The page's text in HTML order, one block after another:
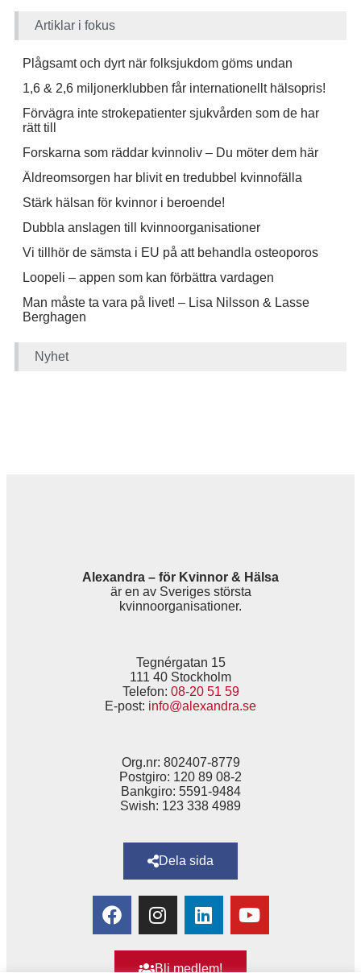
Artiklar i fokus
Plågsamt och dyrt när folksjukdom göms undan
1,6 & 2,6 miljonerklubben får internationellt hälsopris!
Förvägra inte strokepatienter sjukvården som de har
rätt till
Forskarna som räddar kvinnoliv – Du möter dem här
Äldreomsorgen har blivit en tredubbel kvinnofälla
Stärk hälsan för kvinnor i beroende!
Dubbla anslagen till kvinnoorganisationer
Vi tillhör de sämsta i EU på att behandla osteoporos
Loopeli – appen som kan förbättra vardagen
Man måste ta vara på livet! – Lisa Nilsson & Lasse
Berghagen
Nyhet
Alexandra – för Kvinnor & Hälsa
är en av Sveriges största
kvinnoorganisationer.
Tegnérgatan 15
111 40 Stockholm
Telefon: 08-20 51 59
E-post: info@alexandra.se
Org.nr: 802407-8779
Postgiro: 120 89 08-2
Bankgiro: 5591-9484
Swish: 123 338 4989
Dela sida
Bli medlem!